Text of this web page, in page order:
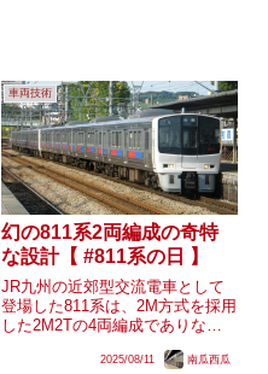
車両技術
幻の811系2両編成の奇特
な設計【 #811系の日 】
JR九州の近郊型交流電車として
登場した811系は、2M方式を採用
した2M2Tの4両編成でありなが
る設計とされています。残念なが
2025/08/11 南瓜西瓜